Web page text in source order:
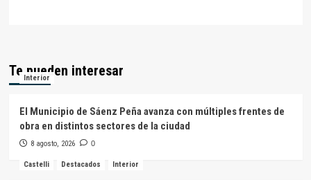
Te pueden interesar
Interior
El Municipio de Sáenz Peña avanza con múltiples frentes de
obra en distintos sectores de la ciudad
8 agosto, 2026 0
Castelli Destacados Interior